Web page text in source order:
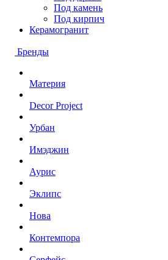
Под камень
Под кирпич
Керамогранит
Бренды
Материя
Decor Project
Урбан
Имэджин
Аурис
Эклипс
Нова
Контемпора